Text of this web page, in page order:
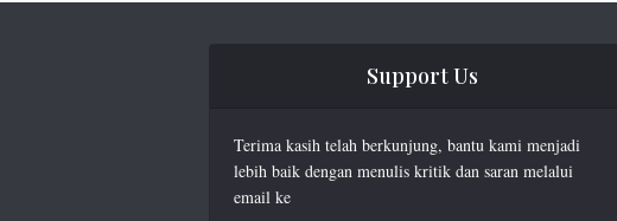
Support Us
Terima kasih telah berkunjung, bantu kami menjadi
lebih baik dengan menulis kritik dan saran melalui
email ke